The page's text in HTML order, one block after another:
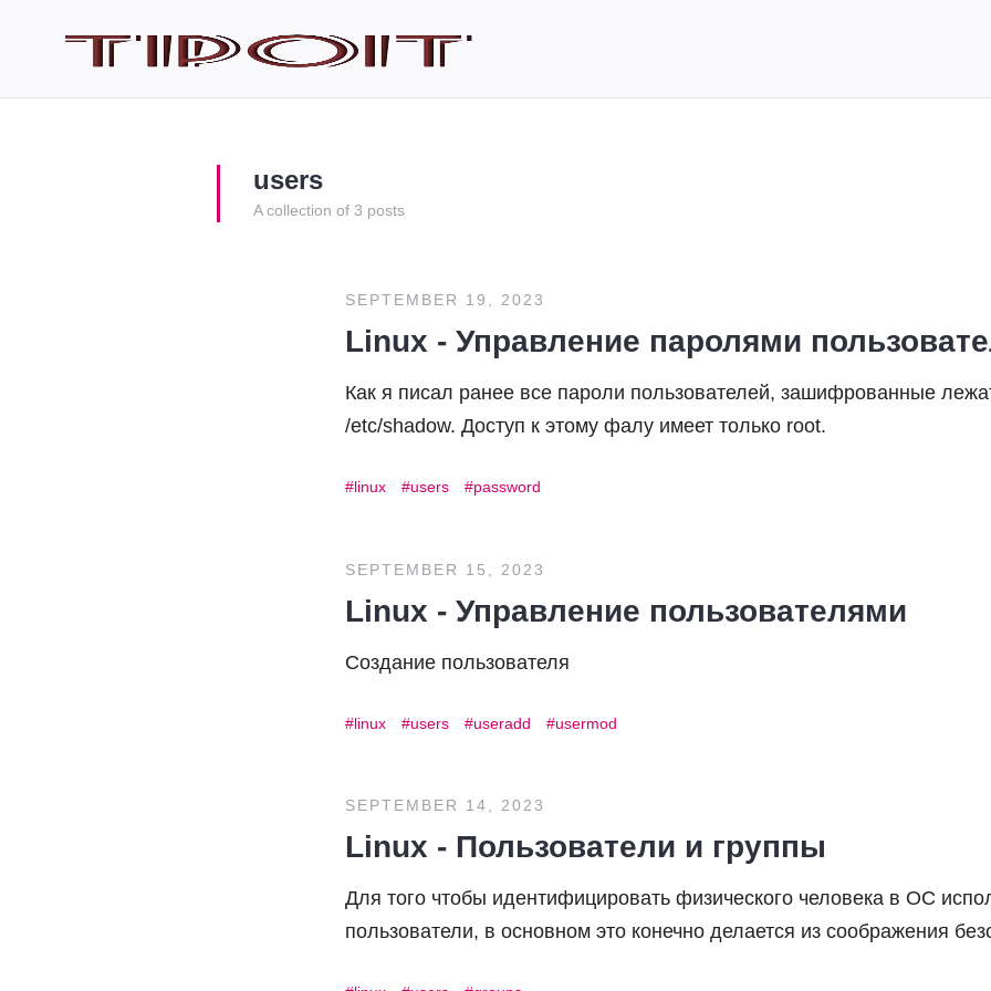
users
A collection of 3 posts
SEPTEMBER 19, 2023
Linux - Управление паролями
Как я писал ранее все пароли пользователей, зашифрованные
/etc/shadow. Доступ к этому фалу имеет только root.
linux users password
SEPTEMBER 15, 2023
Linux - Управление пользователями
Создание пользователя
linux users useradd usermod
SEPTEMBER 14, 2023
Linux - Пользователи и группы
Для того чтобы идентифицировать физического человека в ОС
пользователи, в основном это конечно делается из соображения